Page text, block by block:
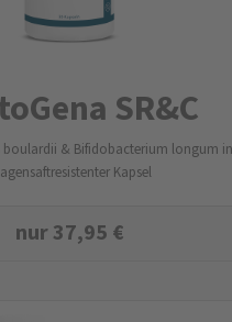
SR&C
boulardii & Bifidobacterium longum in
Kapsel
nur37,95 €